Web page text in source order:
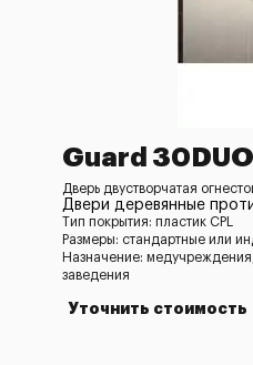
Guard
Дверь двустворчатая
Двери деревянные
Тип покрытия: пластик CPL
Размеры: стандартные или
Назначение:
заведения
Уточнить стоимость